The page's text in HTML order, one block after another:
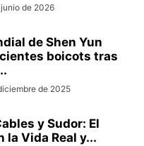
de 2026
de Shen Yun
boicots tras
de 2025
y Sudor: El
la Vida Real y...